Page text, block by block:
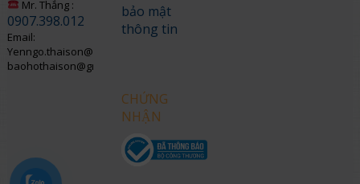
Mr. Thắng :
0907.398.012
Email:
Yenngo.thaison@gmail.com
baohothaison@gmail.com
bảo mật
thông tin
CHỨNG
NHẬN